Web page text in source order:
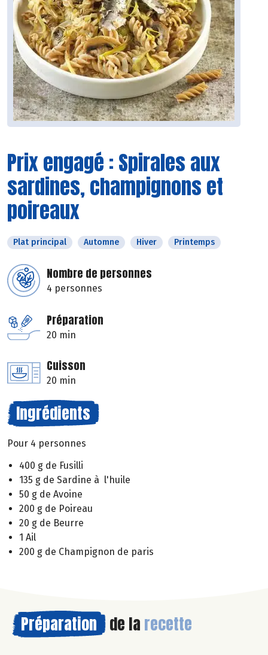
Prix engagé : Spirales aux
sardines, champignons et
poireaux
Plat principal Automne Hiver Printemps
Nombre de personnes
4 personnes
Préparation
20 min
Cuisson
20 min
Ingrédients
Pour 4 personnes
400 g de Fusilli
135 g de Sardine à l'huile
50 g de Avoine
200 g de Poireau
20 g de Beurre
1 Ail
200 g de Champignon de paris
Préparation de la recette